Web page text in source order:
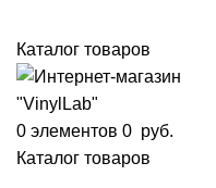
Каталог товаров
0 элементов 0 руб.
Каталог товаров